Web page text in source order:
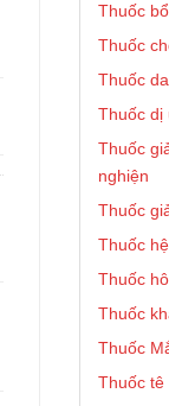
Thuốc
Thuốc
Thuốc
Thuốc dị
Thuốc
nghiện
Thuốc
Thuốc
Thuốc
Thuốc
Thuốc
Thuốc tê